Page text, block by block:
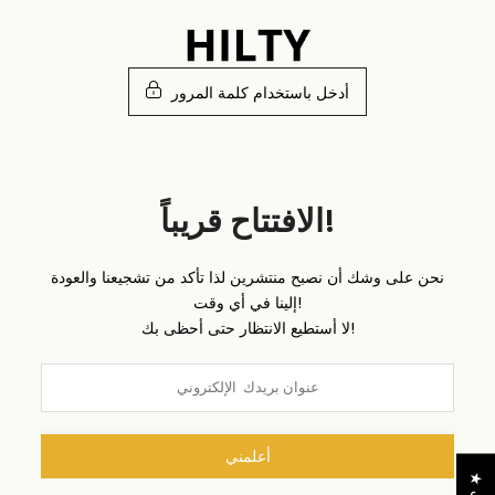
أدخل باستخدام كلمة المرور
الافتتاح قريباً!
نحن على وشك أن نصبح منتشرين لذا تأكد من تشجيعنا والعودة
إلينا في أي وقت!
لا أستطيع الانتظار حتى أحظى بك!
أعلمني
★
ا
ل
م
ر
ا
ج
ع
ا